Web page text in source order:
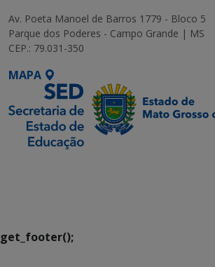
Av. Poeta Manoel de Barros 1779 - Bloco 5
Parque dos Poderes - Campo Grande | MS
CEP.: 79.031-350
MAPA
get_footer();